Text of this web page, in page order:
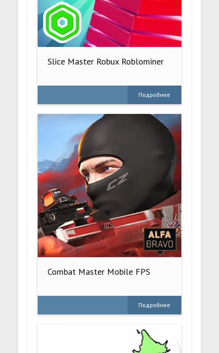
Slice Master Robux Roblominer
Подробнее
Combat Master Mobile FPS
Подробнее